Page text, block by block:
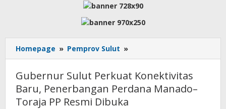
Homepage » Pemprov Sulut »
Sulut
Konektivitas
Baru,
Gubernur Sulut Perkuat Konektivitas
Baru, Penerbangan Perdana Manado–
Toraja PP Resmi Dibuka